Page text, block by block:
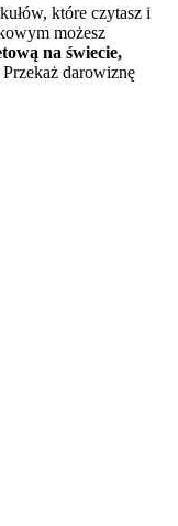
które czytasz i
możesz
na świecie,
Przekaż darowiznę